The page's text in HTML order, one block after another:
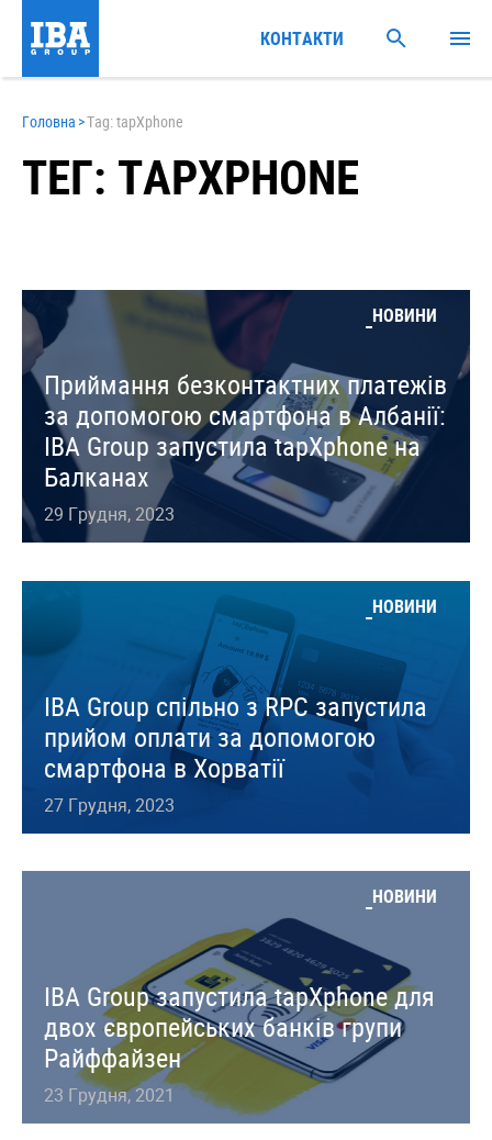
Головна >Tag: tapXphone
ТЕГ: TAPXPHONE
НОВИНИ
Приймання безконтактних платежів
за допомогою смартфона в Албанії:
IBA Group запустила tapXphone на
Балканах
29 Грудня, 2023
НОВИНИ
IBA Group спільно з RPC запустила
прийом оплати за допомогою
смартфона в Хорватії
27 Грудня, 2023
НОВИНИ
IBA Group запустила tapXphone для
двох європейських банків групи
Райффайзен
23 Грудня, 2021
КОНТАКТИ